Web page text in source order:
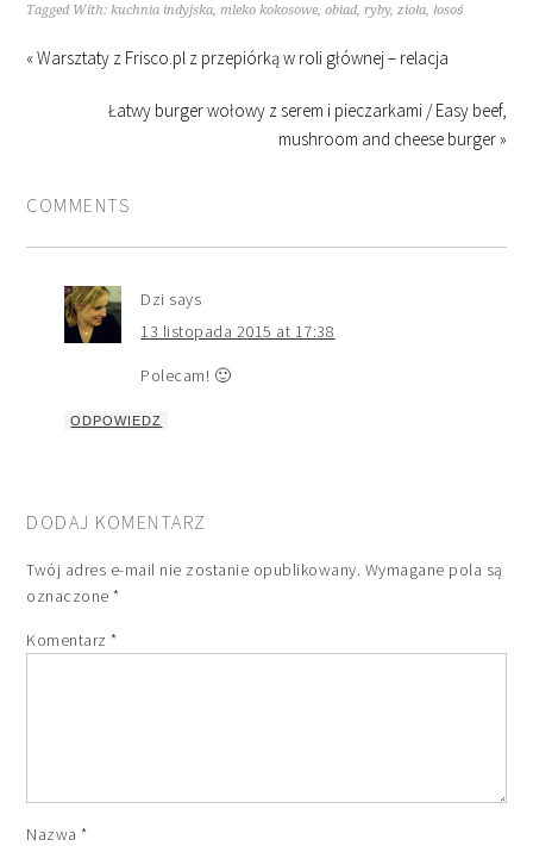
Tagged With:kuchnia indyjska,mleko kokosowe,obiad,ryby,zioła,łosoś
« Warsztaty z Frisco.pl z przepiórką w roli głównej – relacja
Łatwy burger wołowy z serem i pieczarkami / Easy beef,
mushroom and cheese burger »
COMMENTS
Dzi says
13 listopada 2015 at 17:38
Polecam! 🙂
ODPOWIEDZ
DODAJ KOMENTARZ
Twój adres e-mail nie zostanie opublikowany. Wymagane pola są
oznaczone*
Komentarz*
Nazwa*